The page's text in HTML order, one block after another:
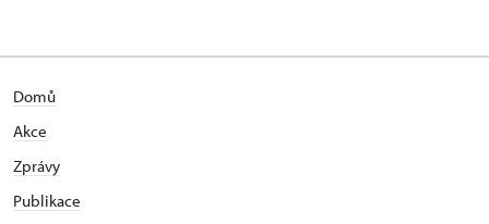
Domů
Akce
Zprávy
Publikace